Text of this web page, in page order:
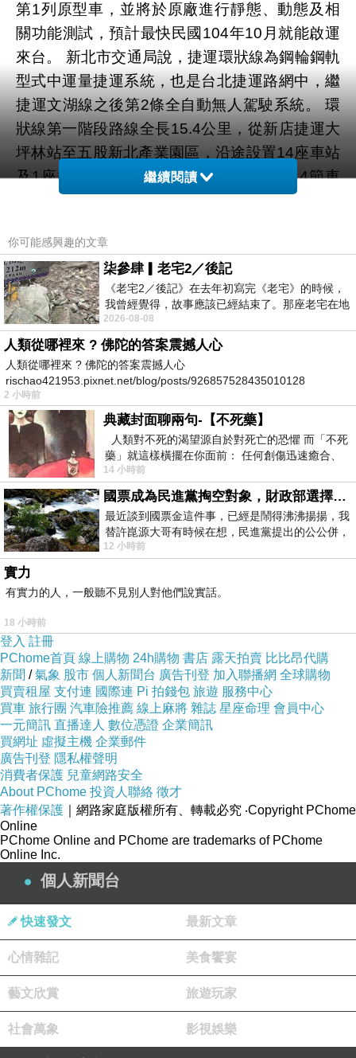
第1列原型車，並將於原廠進行靜態、動態及相
關功能測試，預計最快民國104年10月就能啟運
來台。 新北市交通局說，捷運環狀線為鋼輪鋼軌
型式中運量捷運系統，也是台北捷運路網中，繼
捷運文湖線之後第2條全自動無人駕駛系統。 環
狀線第一階段路線全長15.4公里，從新店捷運大
坪林站至五股新北產業園區，沿途設置14座車站
及1座機廠，並採購17列電聯車，每列車4節車
車最大不同，環狀線電聯車外型採用車頭傾斜20
度流線造型，並加大車窗面積讓乘客於搭乘時有
較開闊的視野，車廂內外顏色則配合全線公共藝
術色彩計畫作整體設計，打造時尚美觀的都會捷
運系統。另為達到節能效果，車體結構採用輕量
化鋁合金材質並於車頭部分採FRP複合材料以減
輕車重。 車廂內部設計則以提供人性化及寬敞舒
適乘車空間為考量，每節車廂設置有25個座位，
提供博愛座及另設有輪椅區以供行動不便乘客使
用，在空間配置將座椅採縱向配置，使車廂內通
道均能保持1.1m以上寬度，提供乘客站立及通行
淨空，車門走道、車輛前後端佈設多樣化扶手供
站立乘客使用以增加行車安全性。 與同為中運量
的文湖線不同之處，在於為方便乘客在車廂間移
動，環狀線列車車廂間均採連通式設計；此外，
大件隨身行李。 至於旅客資訊及近期民眾關心的
車廂安全監測問題，交通局表示，環狀線每節車
廂6組車門上方都設有「LED旅客資訊顯示器」
可播放列車到站資訊，民眾遇有特殊需求及緊急
狀況可利用車門旁緊急對講機與行控中心連繫尋
求協助。 另於車廂天花板安裝有CCTV閉路電視
攝影機及火警偵煙器，可提升營運時安全性，可
提供旅客安全、舒適乘車環境。1030719
新聞來源https://tw.news.yahoo.com/環狀線電聯
車曝光-造型流線-035919994.html<
推薦英語補習班 推薦英文補習班 看電影學英語
免費英文教學 英文如何學習千萬別學英語 mp3
英文學好新竹高中英文 千萬別學英語學英文ptt
唱英文歌學英文 免費聽英文故事英文多益 如何
學唱歌 兒童英語補習班英語學習app 商業英文
英文會話家教看電影學美語 英檢補習班 進修課
程 英文語言app 免費學英文下載 上網學英文英
繼續閱讀
你可能感興趣的文章
柒參肆▎老宅2／後記
《老宅2／後記》在去年初寫完《老宅》的時候，
我曾經覺得，故事應該已經結束了。那座老宅在地
震中倒塌，七個人終於離開那片黑暗，
2026-08-08
人類從哪裡來 ? 佛陀的答案震撼人心
人類從哪裡來 ? 佛陀的答案震撼人心
rischao421953.pixnet.net/blog/posts/926857528435010128
2 小時前
典藏封面聊兩句-【不死藥】
人類對不死的渴望源自於對死亡的恐懼 而「不死
藥」就這樣橫擺在你面前： 任何創傷迅速癒合、
停止衰老、痛覺消失…堪
14 小時前
國票成為民進黨掏空對象，財政部選擇性失憶
最近談到國票金這件事，已經是鬧得沸沸揚揚，我
替許崑源大哥有時候在想，民進黨提出的公公併，
其實就是想要國庫通黨庫，鬧出最大的醜
12 小時前
實力
有實力的人，一般聽不見別人對他們說實話。
18 小時前
登入 註冊
PChome首頁 線上購物 24h購物 書店 露天拍賣 比比昂代購
新聞 /氣象 股市 個人新聞台 廣告刊登 加入聯播網 全球購物
買賣租屋 支付連 國際連 Pi 拍錢包 旅遊 服務中心
買車 旅行團 汽車險推薦 線上麻將 雜誌 星座命理 會員中心
一元簡訊 直播達人 數位憑證 企業簡訊
買網址 虛擬主機 企業郵件
廣告刊登 隱私權聲明
消費者保護 兒童網路安全
About PChome 投資人聯絡 徵才
著作權保護 ｜網路家庭版權所有、轉載必究 ‧Copyright PChome
Online
PChome Online and PChome are trademarks of PChome
Online Inc.
個人新聞台
快速發文 最新文章
心情雜記 美食饗宴
藝文欣賞 旅遊玩家
社會萬象 影視娛樂